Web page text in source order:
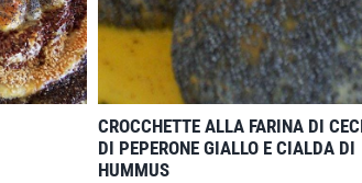
CROCCHETTE ALLA FARINA DI
DI PEPERONE GIALLO E CIALDA DI
HUMMUS